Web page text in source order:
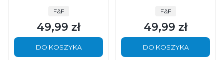
PRODUCENT
F&F
Cena
49,99 zł
DO KOSZYKA
PRODUCENT
F&F
Cena
49,99 zł
DO KOSZYKA